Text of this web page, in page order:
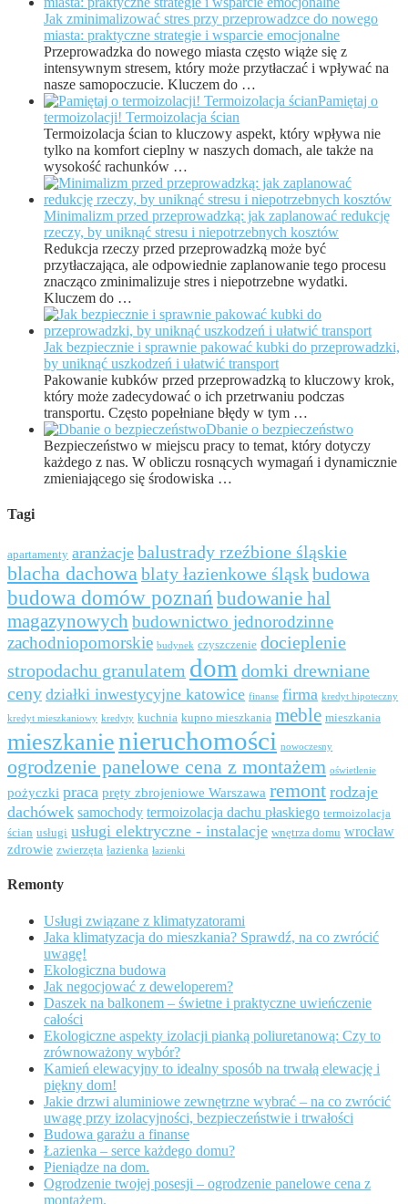
Jak zminimalizować stres przy przeprowadzce do nowego
miasta: praktyczne strategie i wsparcie emocjonalne
Przeprowadzka do nowego miasta często wiąże się z
intensywnym stresem, który może przytłaczać i wpływać na
nasze samopoczucie. Kluczem do …
Pamiętaj o
termoizolacji! Termoizolacja ścian
Termoizolacja ścian to kluczowy aspekt, który wpływa nie
tylko na komfort cieplny w naszych domach, ale także na
wysokość rachunków …
Minimalizm przed przeprowadzką: jak zaplanować redukcję
rzeczy, by uniknąć stresu i niepotrzebnych kosztów
Redukcja rzeczy przed przeprowadzką może być
przytłaczająca, ale odpowiednie zaplanowanie tego procesu
znacząco zminimalizuje stres i niepotrzebne wydatki.
Kluczem do …
Jak bezpiecznie i sprawnie pakować kubki do przeprowadzki,
by uniknąć uszkodzeń i ułatwić transport
Pakowanie kubków przed przeprowadzką to kluczowy krok,
który może zadecydować o ich przetrwaniu podczas
transportu. Często popełniane błędy w tym …
Dbanie o bezpieczeństwo
Bezpieczeństwo w miejscu pracy to temat, który dotyczy
każdego z nas. W obliczu rosnących wymagań i dynamicznie
zmieniającego się środowiska …
Tagi
apartamenty aranżacje balustrady rzeźbione śląskie
blacha dachowablaty łazienkowe śląskbudowa
budowa domów poznań budowanie hal
magazynowych budownictwo jednorodzinne
zachodniopomorskie budynek czyszczenie docieplenie
stropodachu granulatem dom domki drewniane
ceny działki inwestycyjne katowice finanse firma kredyt hipoteczny
kredyt mieszkaniowy kredyty kuchnia kupno mieszkania meble mieszkania
mieszkanienieruchomości nowoczesny
ogrodzenie panelowe cena z montażem oświetlenie
pożyczki praca pręty zbrojeniowe Warszawa remont rodzaje
dachówek samochody termoizolacja dachu płaskiego termoizolacja
ścian usługi usługi elektryczne - instalacje wnętrza domu wrocław
zdrowie zwierzęta łazienka łazienki
Remonty
Usługi związane z klimatyzatorami
Jaka klimatyzacja do mieszkania? Sprawdź, na co zwrócić
uwagę!
Ekologiczna budowa
Jak negocjować z deweloperem?
Daszek na balkonem – świetne i praktyczne uwieńczenie
całości
Ekologiczne aspekty izolacji pianką poliuretanową: Czy to
zrównoważony wybór?
Kamień elewacyjny to idealny sposób na trwałą elewację i
piękny dom!
Jakie drzwi aluminiowe zewnętrzne wybrać – na co zwrócić
uwagę przy izolacyjności, bezpieczeństwie i trwałości
Budowa garażu a finanse
Łazienka – serce każdego domu?
Pieniądze na dom.
Ogrodzenie twojej posesji – ogrodzenie panelowe cena z
montażem.